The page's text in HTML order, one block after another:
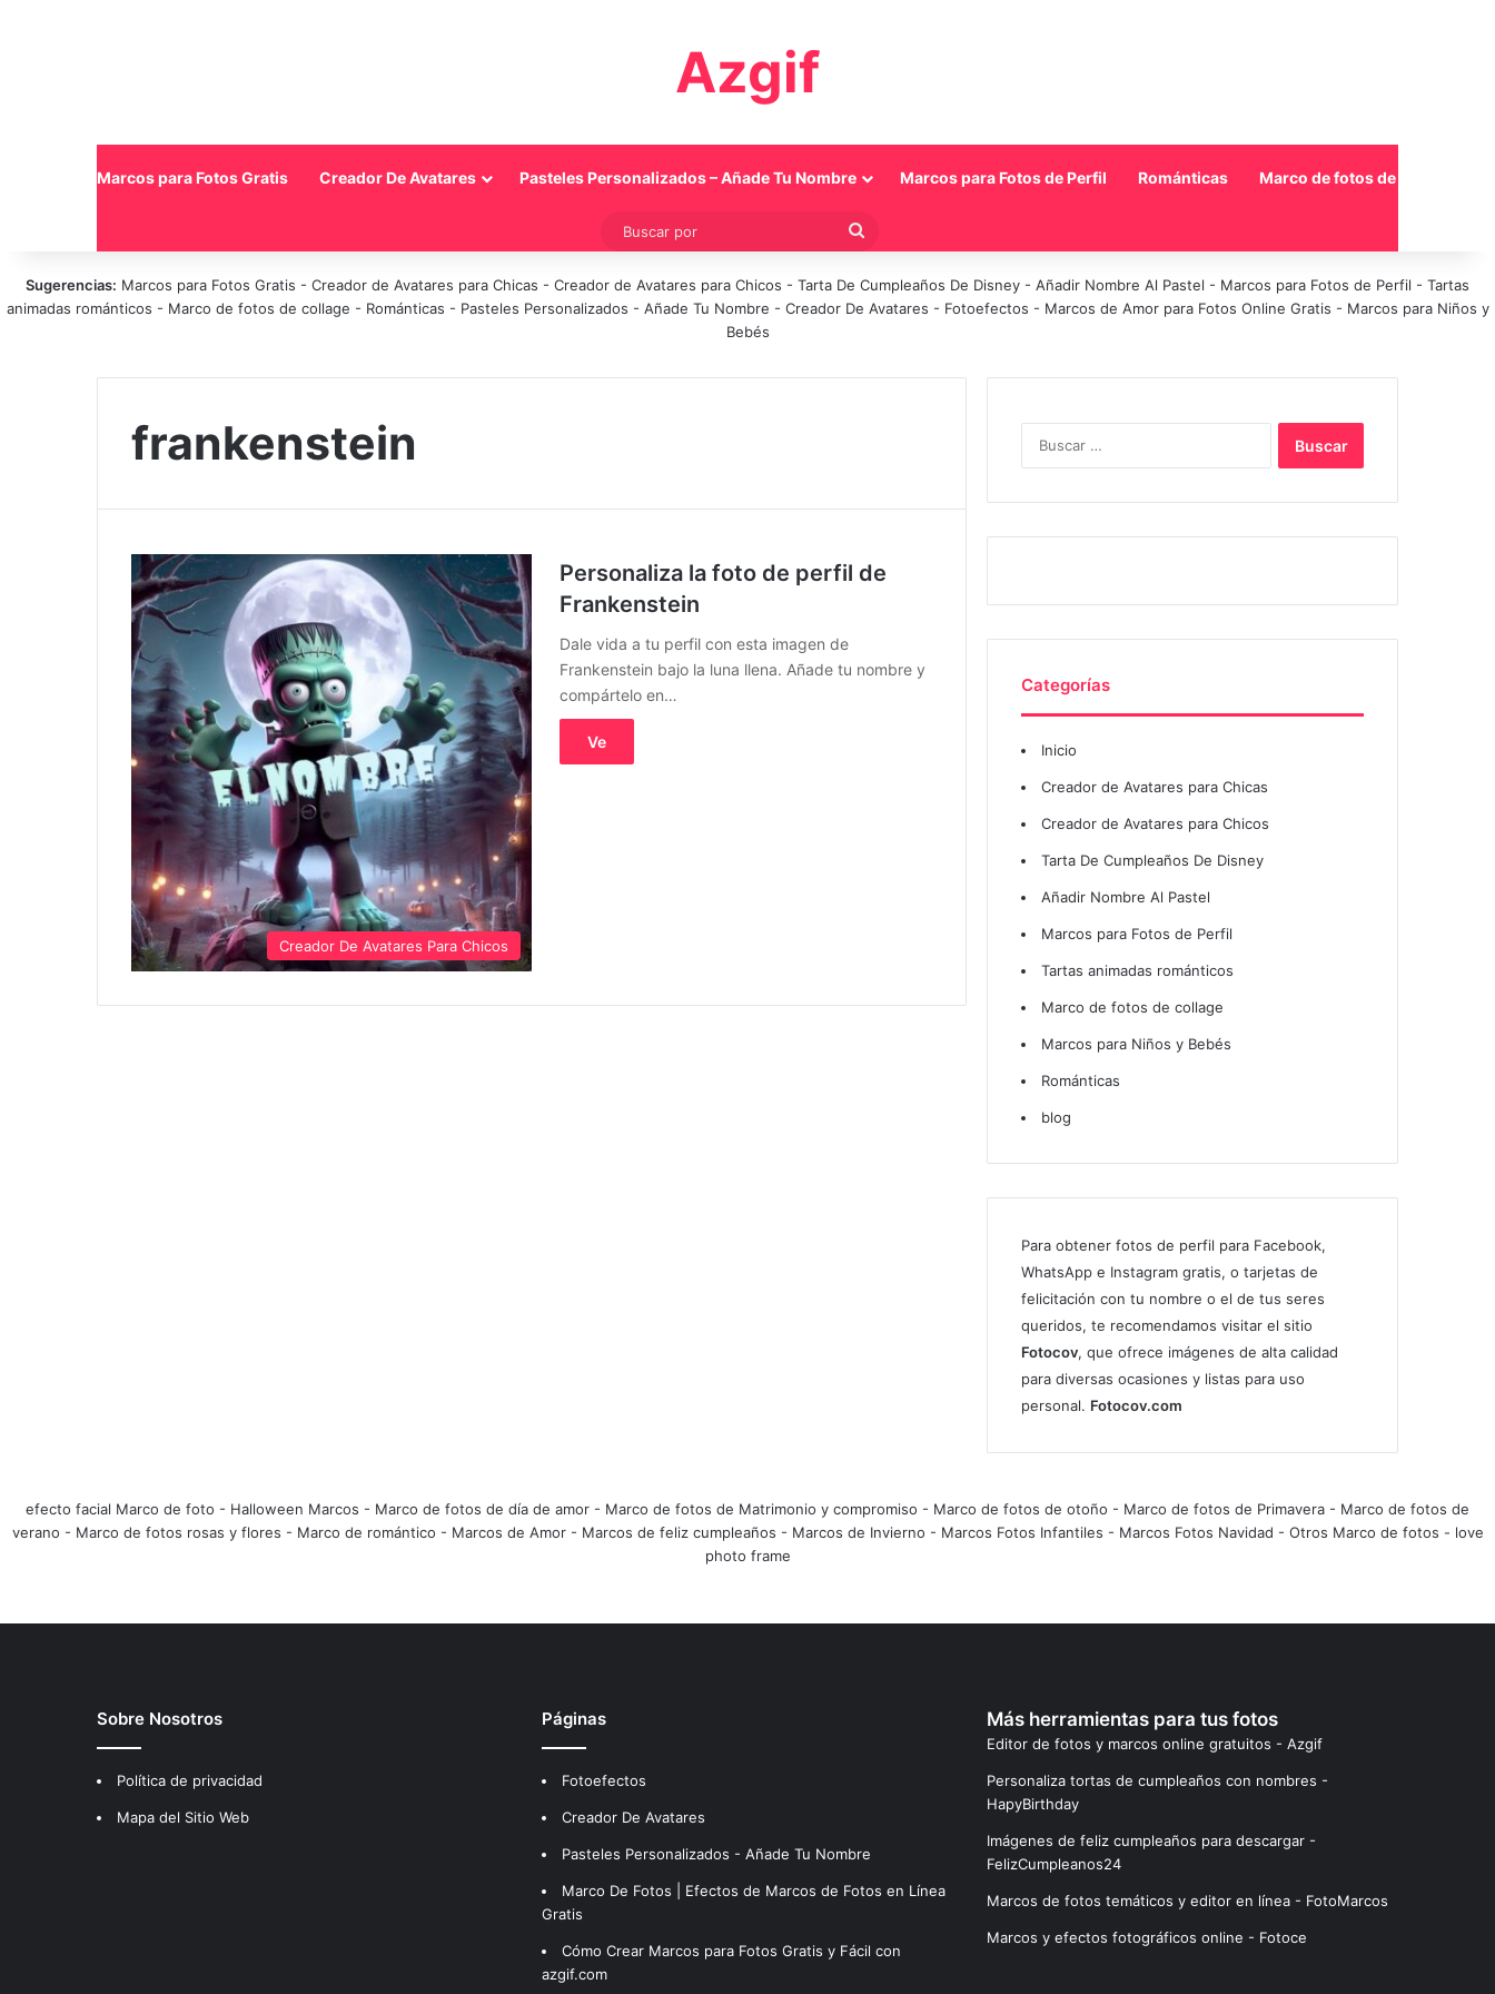
Azgif
Marcos para Fotos Gratis Creador De Avatares Pasteles Personalizados – Añade Tu Nombre Marcos para Fotos de Perfil Románticas Marco de fotos de collage
Buscar
Sugerencias: Marcos para Fotos Gratis - Creador de Avatares para Chicas - Creador de Avatares para Chicos - Tarta De Cumpleaños De Disney - Añadir Nombre Al Pastel - Marcos para Fotos de Perfil - Tartas
animadas románticos - Marco de fotos de collage - Románticas - Pasteles Personalizados - Añade Tu Nombre - Creador De Avatares - Fotoefectos - Marcos de Amor para Fotos Online Gratis - Marcos para Niños y
Bebés
frankenstein
Creador De Avatares Para Chicos
Personaliza la foto de perfil de
Frankenstein
Dale vida a tu perfil con esta imagen de
Frankenstein bajo la luna llena. Añade tu nombre y
compártelo en…
Ve
Categorías
Inicio
Creador de Avatares para Chicas
Creador de Avatares para Chicos
Tarta De Cumpleaños De Disney
Añadir Nombre Al Pastel
Marcos para Fotos de Perfil
Tartas animadas románticos
Marco de fotos de collage
Marcos para Niños y Bebés
Románticas
blog
Para obtener fotos de perfil para Facebook,
WhatsApp e Instagram gratis, o tarjetas de
felicitación con tu nombre o el de tus seres
queridos, te recomendamos visitar el sitio
Fotocov, que ofrece imágenes de alta calidad
para diversas ocasiones y listas para uso
personal. Fotocov.com
efecto facial Marco de foto - Halloween Marcos - Marco de fotos de día de amor - Marco de fotos de Matrimonio y compromiso - Marco de fotos de otoño - Marco de fotos de Primavera - Marco de fotos de
verano - Marco de fotos rosas y flores - Marco de romántico - Marcos de Amor- Marcos de feliz cumpleaños - Marcos de Invierno - Marcos Fotos Infantiles - Marcos Fotos Navidad - Otros Marco de fotos - love
photo frame
Sobre Nosotros
Política de privacidad
Mapa del Sitio Web
Páginas
Fotoefectos
Creador De Avatares
Pasteles Personalizados - Añade Tu Nombre
Marco De Fotos | Efectos de Marcos de Fotos en Línea
Gratis
Cómo Crear Marcos para Fotos Gratis y Fácil con
azgif.com
Más herramientas para tus fotos
Editor de fotos y marcos online gratuitos - Azgif
Personaliza tortas de cumpleaños con nombres -
HapyBirthday
Imágenes de feliz cumpleaños para descargar -
FelizCumpleanos24
Marcos de fotos temáticos y editor en línea - FotoMarcos
Marcos y efectos fotográficos online - Fotoce